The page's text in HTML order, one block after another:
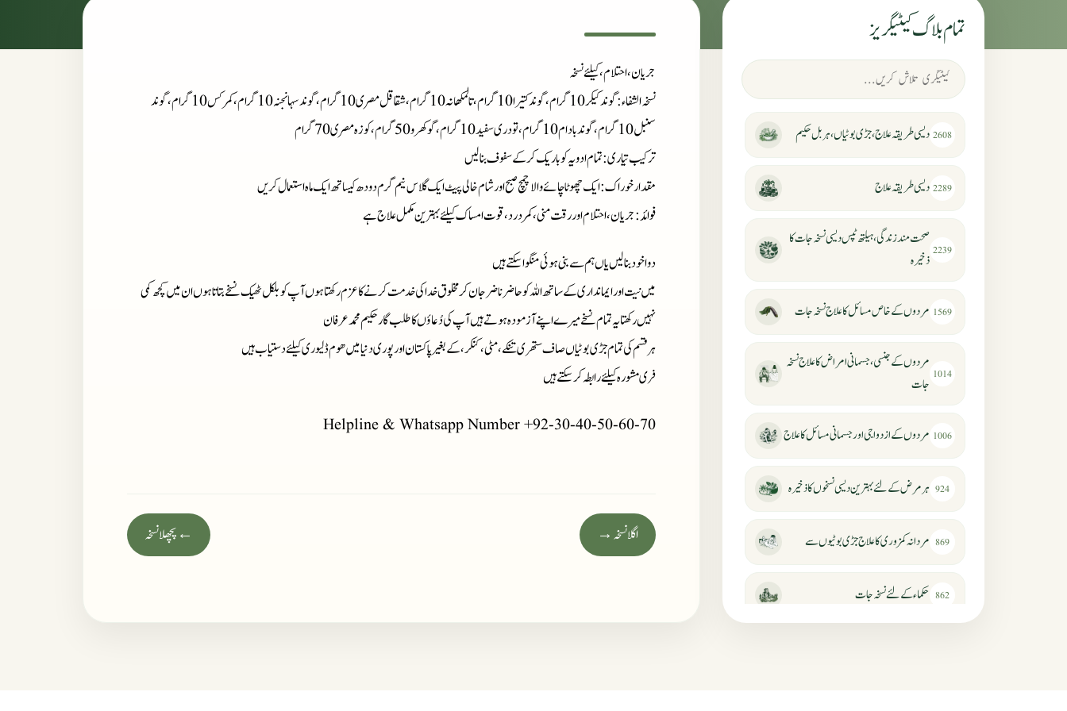
جریان، احتلام، کیلئے نسخہ
نسخہ الشفاء
: گوند کیکر 10 گرام، گوند کتیرا 10 گرام، تالمکھانہ 10 گرام، شقاقل مصری 10 گرام، گوند سہانجنہ 10 گرام، کمرکس 10 گرام، گوند
سنبل 10 گرام، گوند بادام 10 گرام، تودری سفید 10 گرام، گوکھرو 50 گرام، کوزہ مصری 70 گرام
ترکیب تیاری: تمام ادویہ کو باریک کر کے سفوف بنا لیں
مقدار خوراک: ایک چھوٹا چائے والا چمچ صبح اور شام خالی پیٹ ایک گلاس نیم گرم دودھ کیساتھ ایک ماہ استعمال کریں
فوائد: جریان، احتلام اور رقت منی، کمر درد، قوت امساک کیلئے بہترین مکمل علاج ہے
دوا خود بنا لیں یاں ہم سے بنی ہوئی منگوا سکتے ہیں
میں نیت اور ایمانداری کے ساتھ اللہ کو حاضر ناضر جان کر مخلوق خدا کی خدمت کرنے کا عزم رکھتا ہوں آپ کو بلکل ٹھیک نسخے بتاتا ہوں ان میں کچھ کمی
نہیں رکھتا یہ تمام نسخے میرے اپنے آزمودہ ہوتے ہیں آپ کی دُعاؤں کا طلب گار حکیم محمد عرفان
ہر قسم کی تمام جڑی بوٹیاں صاف ستھری تنکے، مٹی، کنکر، کے بغیر پاکستان اور پوری دنیا میں ھوم ڈلیوری کیلئے دستیاب ہیں
فری مشورہ کیلئے رابطہ کر سکتے ہیں
Helpline & Whatsapp Number +92-30-40-50-60-70
← پچھلا نسخہ اگلا نسخہ →
تمام بلاگ کیٹیگریز
2608 دیسی طریقہ علاج، جڑی بوٹیاں، ہربل حکیم
2289 دیسی طریقہ علاج
2239
صحت مند زندگی، ہیلتھ ٹپس دیسی نسخہ جات کا
ذخیرہ
1569 مردوں کے خاص مسائل کا علاج نسخہ جات
1014
مردوں کے جنسی، جسمانی امراض کا علاج نسخہ
جات
1006 مردوں کے ازدواجی اور جسمانی مسائل کا علاج
924 ہر مرض کے لئے بہترین دیسی نسخوں کا ذخیرہ
869 مردانہ کمزوری کا علاج جڑی بوٹیوں سے
862 حکماء کےلئے نسخہ جات